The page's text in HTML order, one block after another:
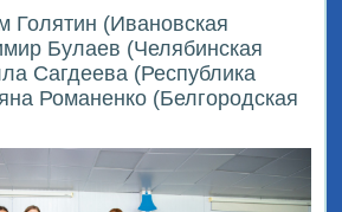
Голятин (Ивановская
Булаев (Челябинская
Сагдеева (Республика
Романенко (Белгородская